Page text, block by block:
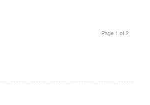
Page 1 of 2